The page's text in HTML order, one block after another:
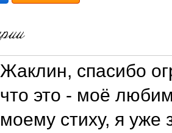
Жаклин, спасибо
что это - моё
моему стиху, я уже